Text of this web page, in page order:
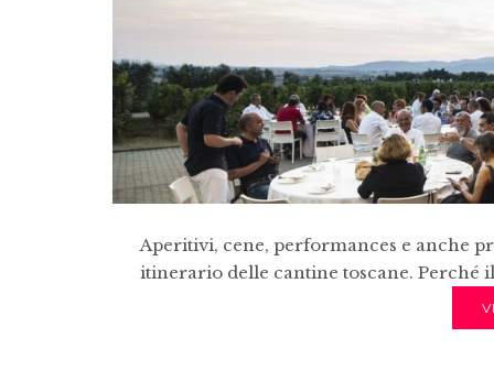
Aperitivi, cene, performances e anche
itinerario delle cantine toscane. Perché